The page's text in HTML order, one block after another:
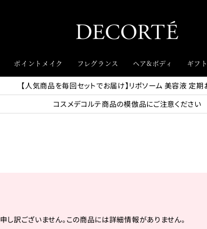
ポイントメイク フレグランス ヘア&ボディ ギフ
【人気商品を毎回セットでお届け】リポソーム 美容液 定
コスメデコルテ商品の模倣品にご注意ください
申し訳ございません。この商品には詳細情報がありません。